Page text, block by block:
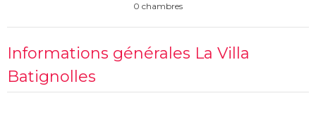
0 chambres
Informations générales La Villa
Batignolles